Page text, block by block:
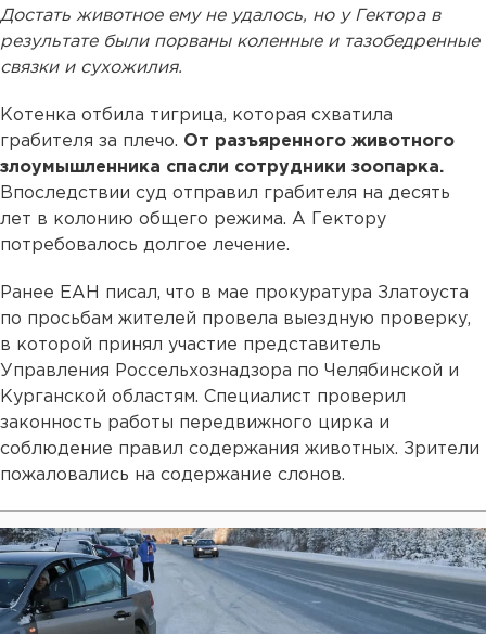
Достать животное ему не удалось, но у Гектора в
результате были порваны коленные и тазобедренные
связки и сухожилия.
Котенка отбила тигрица, которая схватила
грабителя за плечо. От разъяренного животного
злоумышленника спасли сотрудники зоопарка.
Впоследствии суд отправил грабителя на десять
лет в колонию общего режима. А Гектору
потребовалось долгое лечение.
Ранее ЕАН писал, что в мае прокуратура Златоуста
по просьбам жителей провела выездную проверку,
в которой принял участие представитель
Управления Россельхознадзора по Челябинской и
Курганской областям. Специалист проверил
законность работы передвижного цирка и
соблюдение правил содержания животных. Зрители
пожаловались на содержание слонов.